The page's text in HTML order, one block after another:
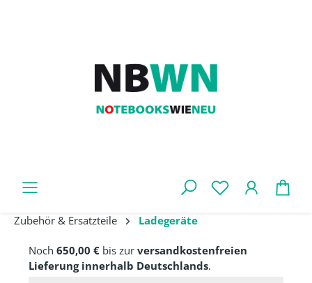
Zubehör & Ersatzteile Ladegeräte
Noch 650,00 € bis zur versandkostenfreien
Lieferung innerhalb Deutschlands.